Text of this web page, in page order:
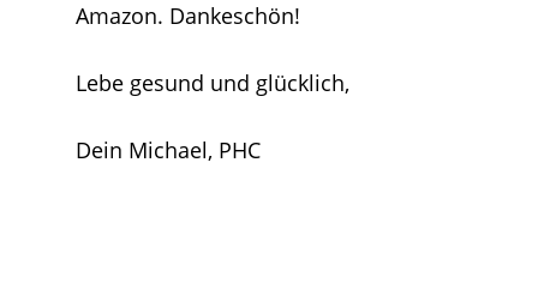
Amazon. Dankeschön!
Lebe gesund und glücklich,
Dein Michael, PHC